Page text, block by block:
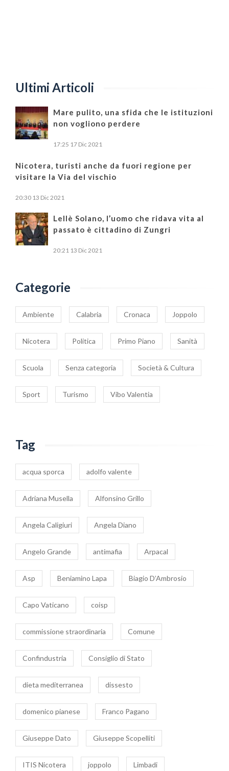
Ultimi Articoli
Mare pulito, una sfida che le istituzioni
non vogliono perdere
17:25 17 Dic 2021
Nicotera, turisti anche da fuori regione per
visitare la Via del vischio
20:30 13 Dic 2021
Lellè Solano, l’uomo che ridava vita al
passato è cittadino di Zungri
20:21 13 Dic 2021
Categorie
Ambiente Calabria Cronaca Joppolo
Nicotera Politica Primo Piano Sanità
Scuola Senza categoria Società & Cultura
Sport Turismo Vibo Valentia
Tag
acqua sporca adolfo valente
Adriana Musella Alfonsino Grillo
Angela Caligiuri Angela Diano
Angelo Grande antimafia Arpacal
Asp Beniamino Lapa Biagio D’Ambrosio
Capo Vaticano coisp
commissione straordinaria Comune
Confindustria Consiglio di Stato
dieta mediterranea dissesto
domenico pianese Franco Pagano
Giuseppe Dato Giuseppe Scopelliti
ITIS Nicotera joppolo Limbadi